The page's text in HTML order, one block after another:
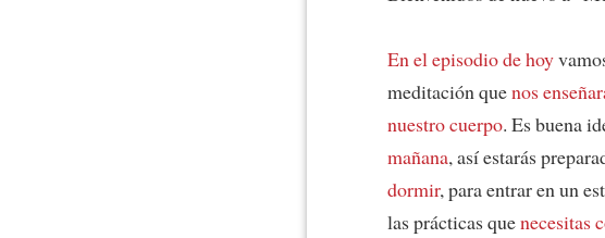
En el episodio de hoy
meditación quenos
nuestro cuerpo. Es buena
mañana, así estarás
dormir, para entrar en un
las prácticas quenecesitas